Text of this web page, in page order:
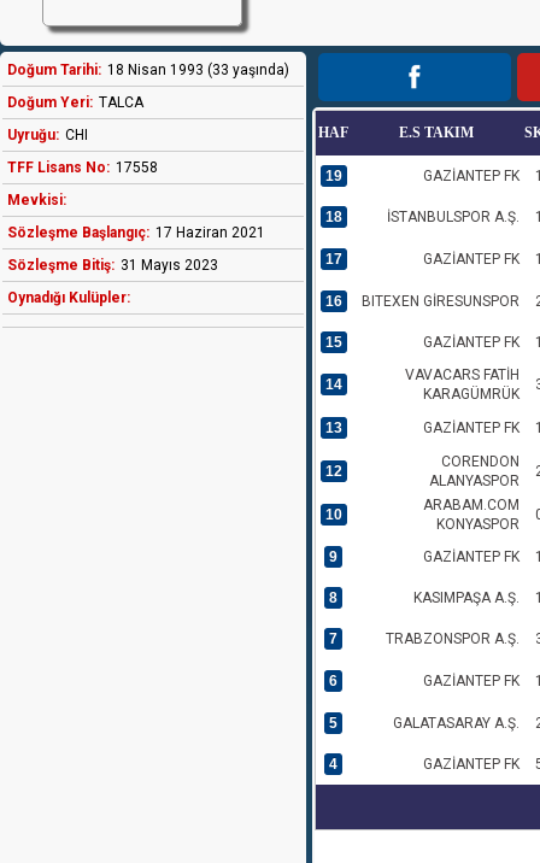
Doğum Tarihi: 18 Nisan 1993 (33 yaşında)
Doğum Yeri: TALCA
Uyruğu: CHI
TFF Lisans No: 17558
Mevkisi:
Sözleşme Başlangıç: 17 Haziran 2021
Sözleşme Bitiş: 31 Mayıs 2023
Oynadığı Kulüpler:
HAF E.S TAKIM
19 GAZİANTEP FK
18 İSTANBULSPOR A.Ş.
17 GAZİANTEP FK
16 BITEXEN GİRESUNSPOR
15 GAZİANTEP FK
14
VAVACARS FATİH
KARAGÜMRÜK
13 GAZİANTEP FK
12
CORENDON
ALANYASPOR
10
ARABAM.COM
KONYASPOR
9 GAZİANTEP FK
8 KASIMPAŞA A.Ş.
7 TRABZONSPOR A.Ş.
6 GAZİANTEP FK
5 GALATASARAY A.Ş.
4 GAZİANTEP FK